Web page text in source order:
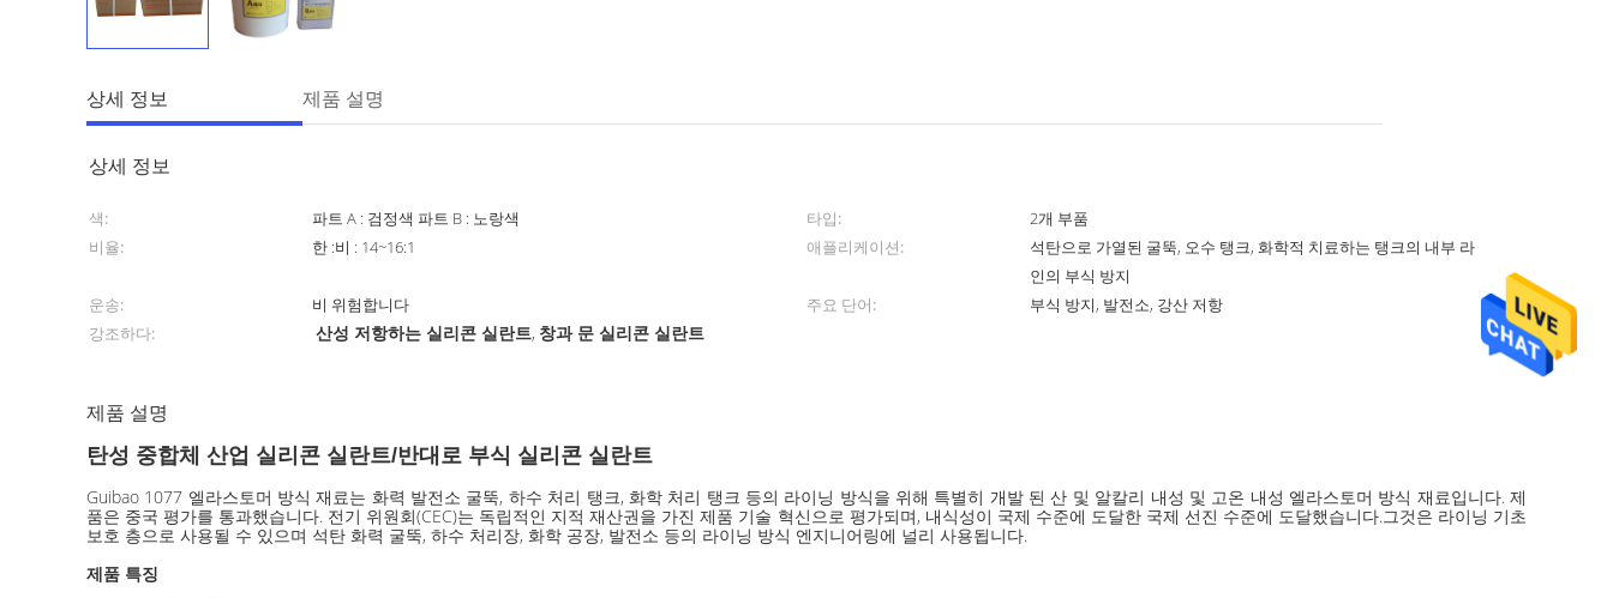
상세 정보 제품 설명
상세 정보
색: 파트 A : 검정색 파트 B : 노랑색 타입:
2개 부품
비율:
한 :비 : 14~16:1 애플리케이션:
석탄으로 가열된 굴뚝, 오수 탱크, 화학적 치료하는 탱크의 내부 라
인의 부식 방지
운송:
비 위험합니다 주요 단어:
부식 방지, 발전소, 강산 저항
강조하다:
산성 저항하는 실리콘 실란트, 창과 문 실리콘 실란트
제품 설명
탄성 중합체 산업 실리콘 실란트/반대로 부식 실리콘 실란트
Guibao 1077 엘라스토머 방식 재료는 화력 발전소 굴뚝, 하수 처리 탱크, 화학 처리 탱크 등의 라이닝 방식을 위해 특별히 개발 된 산 및 알칼리 내성 및 고온 내성 엘라스토머 방식 재료입니다. 제
품은 중국 평가를 통과했습니다. 전기 위원회(CEC)는 독립적인 지적 재산권을 가진 제품 기술 혁신으로 평가되며, 내식성이 국제 수준에 도달한 국제 선진 수준에 도달했습니다.그것은 라이닝 기초
보호 층으로 사용될 수 있으며 석탄 화력 굴뚝, 하수 처리장, 화학 공장, 발전소 등의 라이닝 방식 엔지니어링에 널리 사용됩니다.
제품 특징